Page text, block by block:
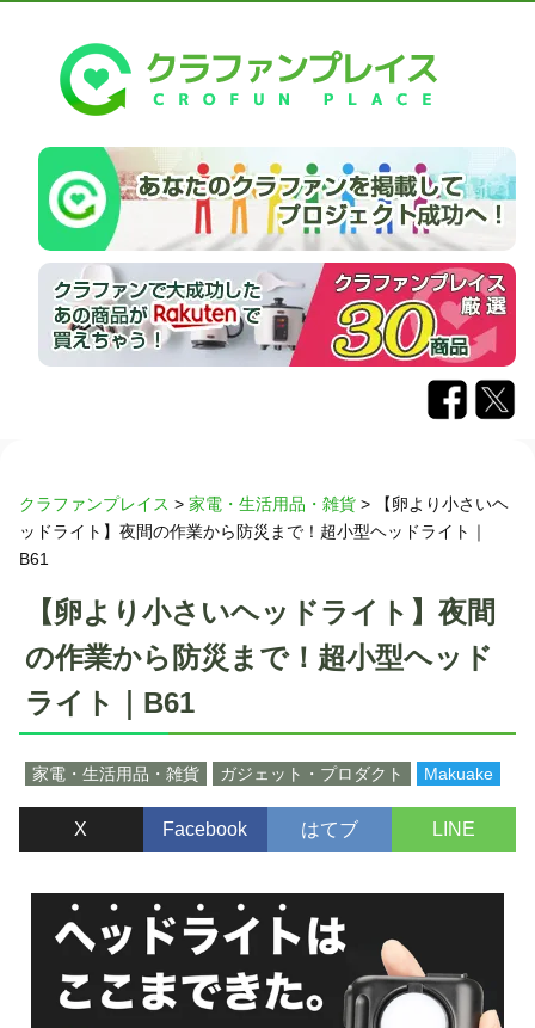
クラファンプレイス > 家電・生活用品・雑貨 >
【卵より小さいヘ
ッドライト】夜間の作業から防災まで！超小型ヘッドライト｜
B61
【卵より小さいヘッドライト】夜間
の作業から防災まで！超小型ヘッド
ライト｜B61
家電・生活用品・雑貨 ガジェット・プロダクト Makuake
X Facebook はてブ LINE